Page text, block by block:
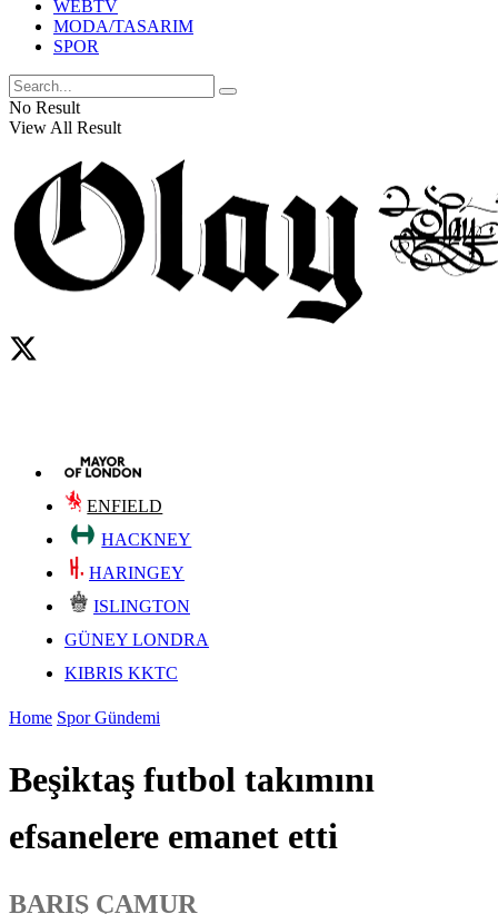
WEBTV
MODA/TASARIM
SPOR
No Result
View All Result
ENFIELD
HACKNEY
HARINGEY
ISLINGTON
GÜNEY LONDRA
KIBRIS KKTC
Home Spor Gündemi
Beşiktaş futbol takımını
efsanelere emanet etti
BARIŞ ÇAMUR